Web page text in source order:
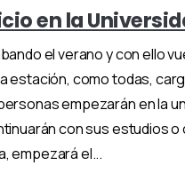
en la
el verano y con ello
estación, como todas,
empezarán en la
con sus estudios o
empezará el...